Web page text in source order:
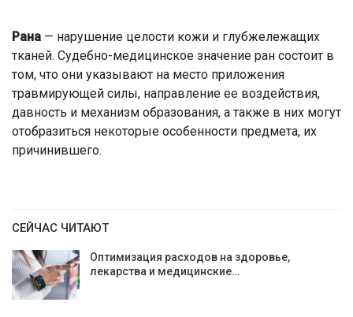
Рана — нарушение целости кожи и глубжележащих
тканей. Судебно-медицинское значение ран состоит в
том, что они указывают на место приложения
травмирующей силы, направление ее воздействия,
давность и механизм образования, а также в них могут
отобразиться некоторые особенности предмета, их
причинившего.
СЕЙЧАС ЧИТАЮТ
Оптимизация расходов на здоровье,
лекарства и медицинские…